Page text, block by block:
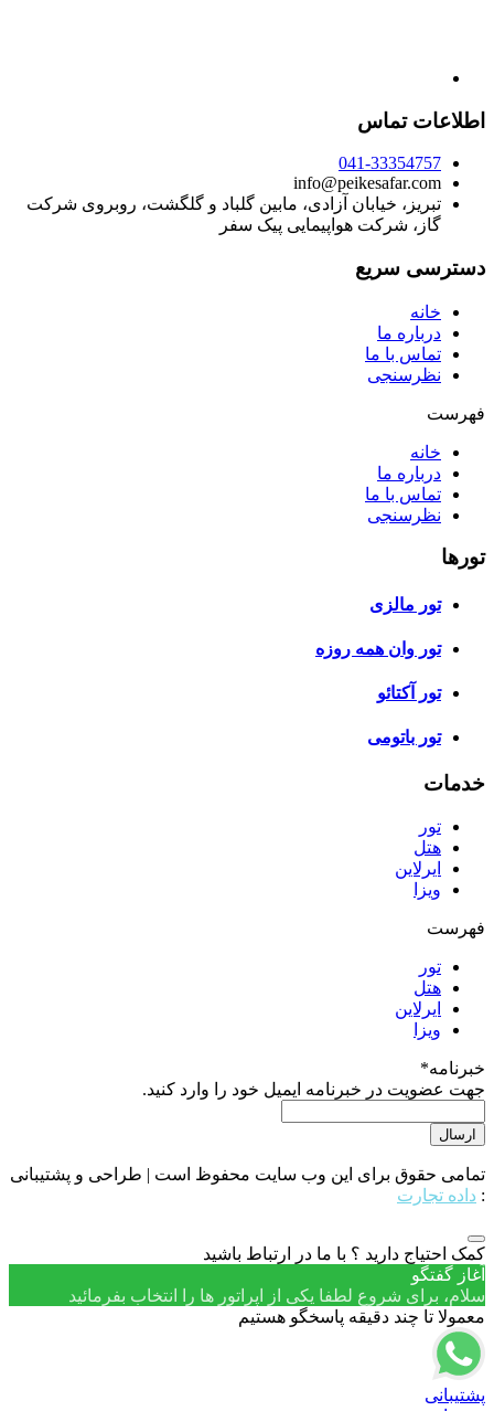
اطلاعات تماس
041-33354757
info@peikesafar.com
تبریز، خیابان آزادی، مابین گلباد و گلگشت، روبروی شرکت
گاز، شرکت هواپیمایی پیک سفر
دسترسی سریع
خانه
درباره ما
تماس با ما
نظرسنجی
فهرست
خانه
درباره ما
تماس با ما
نظرسنجی
تورها
تور مالزی
تور وان همه روزه
تور آکتائو
تور باتومی
خدمات
تور
هتل
ایرلاین
ویزا
فهرست
تور
هتل
ایرلاین
ویزا
خبرنامه*
جهت عضویت در خبرنامه ایمیل خود را وارد کنید.
تمامی حقوق برای این وب سایت محفوظ است | طراحی و پشتیبانی
: داده تجارت
کمک احتیاج دارید ؟ با ما در ارتباط باشید
آغاز گفتگو
سلام، برای شروع لطفا یکی از اپراتور ها را انتخاب بفرمائید
معمولا تا چند دقیقه پاسخگو هستیم
پشتیبانی